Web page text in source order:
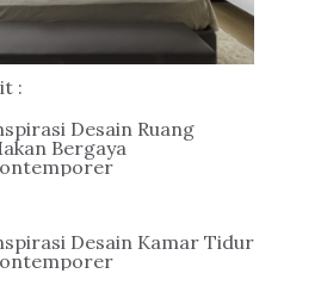
:
Desain Ruang
Bergaya
Desain Kamar Tidur